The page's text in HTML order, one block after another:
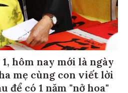
hôm nay mới là ngày
mẹ cùng con viết lời
để có 1 năm "nở hoa"